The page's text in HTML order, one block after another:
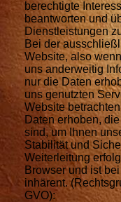
berechtigte
beantworten und
Dienstleistungen
Bei der
Website, also
uns anderweitig
nur die Daten
uns genutzten
Website
Daten erhoben,
sind, um Ihnen
Stabilität und
Weiterleitung
Browser und ist
inhärent.
GVO):